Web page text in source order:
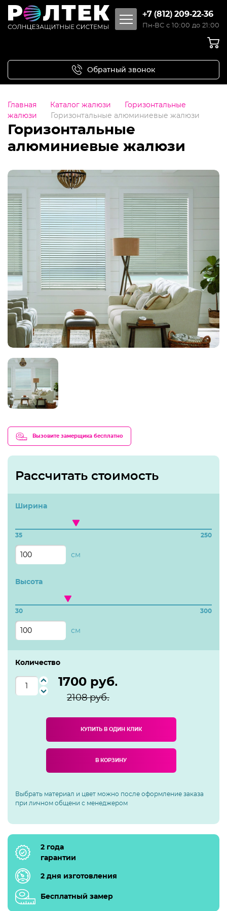
+7 (812) 209-22-36
Пн-ВС с 10:00 до 21:00
Обратный звонок
Главная Каталог жалюзи
Горизонтальные
жалюзи
Горизонтальные алюминиевые жалюзи
Горизонтальные
алюминиевые жалюзи
Вызовите замерщика бесплатно
Рассчитать стоимость
Ширина
35 250
см
Высота
30 300
см
Количество
1700 руб.
2108руб.
КУПИТЬ В ОДИН КЛИК
В КОРЗИНУ
Выбрать материал и цвет можно после оформление заказа
при личном общени с менеджером
2 года
гарантии
2 дня изготовления
Бесплатный замер